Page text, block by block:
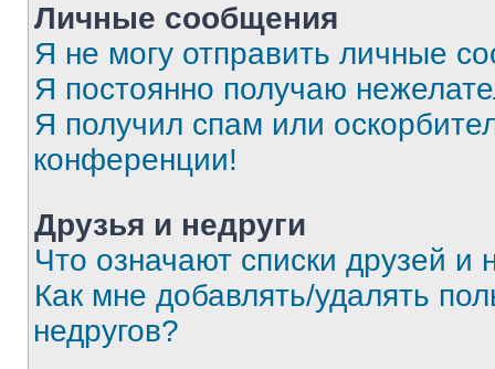
Личные сообщения
Я не могу отправить личные
Я постоянно получаю
Я получил спам или
конференции!
Друзья и недруги
Что означают списки друзей и
Как мне добавлять/удалять
недругов?